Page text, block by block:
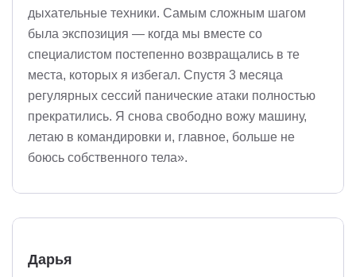
дыхательные техники. Самым сложным шагом
была экспозиция — когда мы вместе со
специалистом постепенно возвращались в те
места, которых я избегал. Спустя 3 месяца
регулярных сессий панические атаки полностью
прекратились. Я снова свободно вожу машину,
летаю в командировки и, главное, больше не
боюсь собственного тела».
Дарья